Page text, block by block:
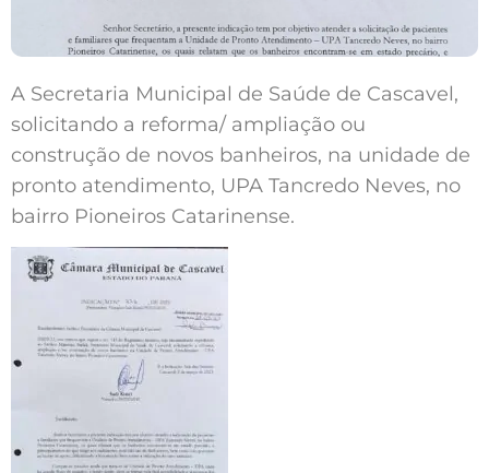
A Secretaria Municipal de Saúde de Cascavel,
solicitando a reforma/ ampliação ou
construção de novos banheiros, na unidade de
pronto atendimento, UPA Tancredo Neves, no
bairro Pioneiros Catarinense.